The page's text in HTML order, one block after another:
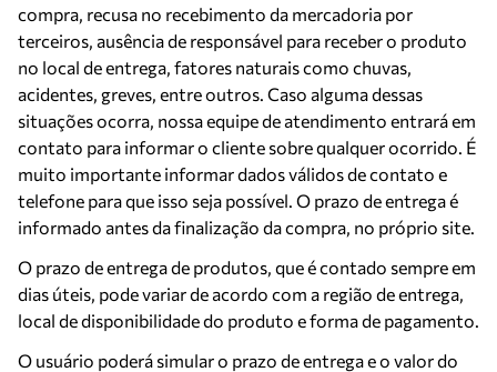
compra, recusa no recebimento da mercadoria por
terceiros, ausência de responsável para receber o produto
no local de entrega, fatores naturais como chuvas,
acidentes, greves, entre outros. Caso alguma dessas
situações ocorra, nossa equipe de atendimento entrará em
contato para informar o cliente sobre qualquer ocorrido. É
muito importante informar dados válidos de contato e
telefone para que isso seja possível. O prazo de entrega é
informado antes da finalização da compra, no próprio site.
O prazo de entrega de produtos, que é contado sempre em
dias úteis, pode variar de acordo com a região de entrega,
local de disponibilidade do produto e forma de pagamento.
O usuário poderá simular o prazo de entrega e o valor do